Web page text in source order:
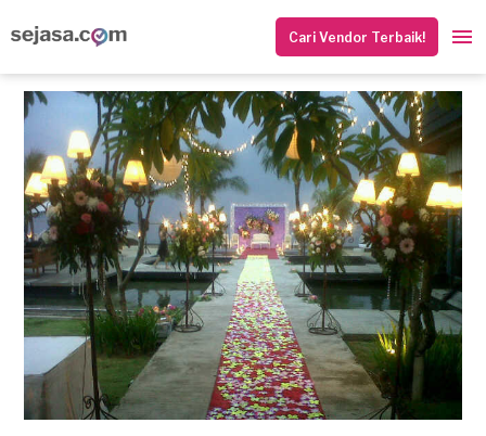
Cari Vendor Terbaik!